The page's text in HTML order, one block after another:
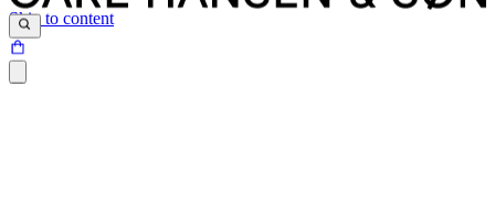
Skip to content